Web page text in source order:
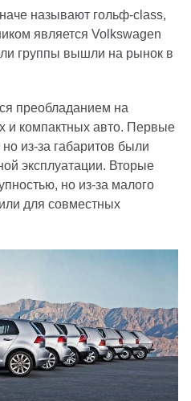
называют гольф-class,
является Volkswagen
группы вышли на рынок в
преобладанием на
и компактных авто. Первые
из-за габаритов были
эксплуатации. Вторые
но из-за малого
для совместных